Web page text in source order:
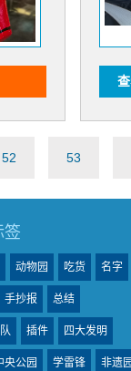
52 53
签
动物园 吃货 名字
手抄报 总结
插件 四大发明
央公园 学雷锋 非遗